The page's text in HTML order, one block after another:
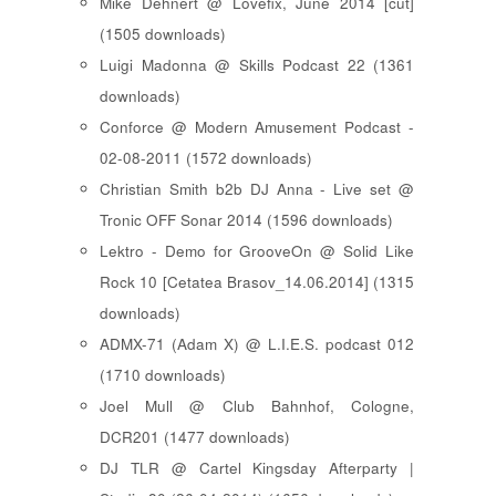
(1505 downloads)
Luigi Madonna @ Skills Podcast 22 (1361
downloads)
Conforce @ Modern Amusement Podcast -
02-08-2011 (1572 downloads)
Christian Smith b2b DJ Anna - Live set @
Tronic OFF Sonar 2014 (1596 downloads)
Lektro - Demo for GrooveOn @ Solid Like
Rock 10 [ Cetatea Brasov_14.06.2014 ] (1315
downloads)
ADMX-71 (Adam X) @ L.I.E.S. podcast 012
(1710 downloads)
Joel Mull @ Club Bahnhof, Cologne,
DCR201 (1477 downloads)
DJ TLR @ Cartel Kingsday Afterparty |